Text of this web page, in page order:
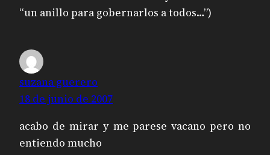
“un anillo para gobernarlos a todos…”)
suzana guerero
18 de junio de 2007
acabo de mirar y me parese vacano pero no
entiendo mucho